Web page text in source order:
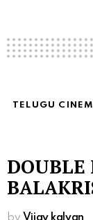
TELUGU
DOUBLE
by Vijay kalyan